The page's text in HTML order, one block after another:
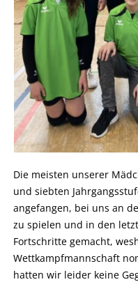
Die meisten unserer
und siebten
angefangen, bei uns an
zu spielen und in den
Fortschritte gemacht,
Wettkampfmannschaft
hatten wir leider keine